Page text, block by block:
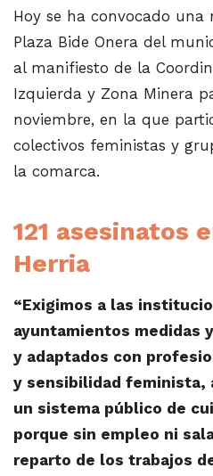
Hoy se ha convocado una
Plaza Bide Onera del
al manifiesto de la
Izquierda y Zona Minera
noviembre, en la que
colectivos feministas y
la comarca.
121 asesinatos
Herria
“Exigimos a las
ayuntamientos medidas
y adaptados con
y sensibilidad feminista,
un sistema público de
porque sin empleo ni
reparto de los trabajos